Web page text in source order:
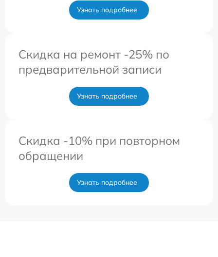
Узнать подробнее
Скидка на ремонт -25% по
предварительной записи
Узнать подробнее
Скидка -10% при повторном
обращении
Узнать подробнее